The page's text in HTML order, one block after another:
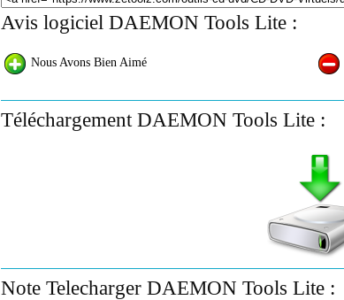
Avis logiciel DAEMON Tools Lite :
Nous Avons Bien Aimé
Téléchargement DAEMON Tools Lite :
Note Telecharger DAEMON Tools Lite :